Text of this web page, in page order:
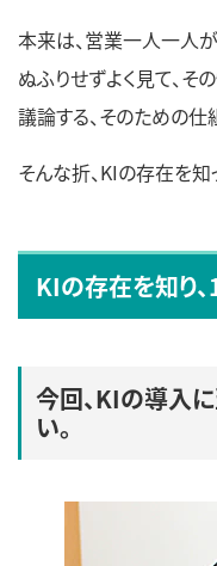
本来は、営業一人一人
ぬふりせずよく見て、そ
議論する、そのための仕
そんな折、KIの存在を知
KIの存在を知り
今回、KIの導入
い。